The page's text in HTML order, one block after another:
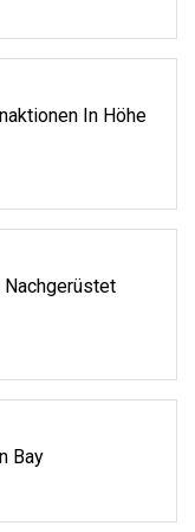
In Höhe
Nachgerüstet
Bay